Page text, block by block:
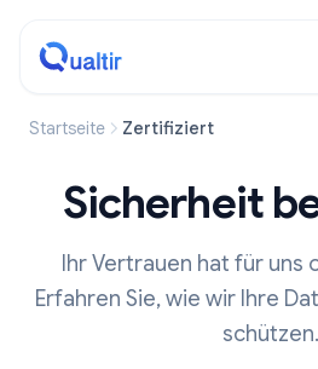
Startseite Zertifiziert
Sicherheit
Ihr Vertrauen hat für
Erfahren Sie, wie wir Ihre
schützen.